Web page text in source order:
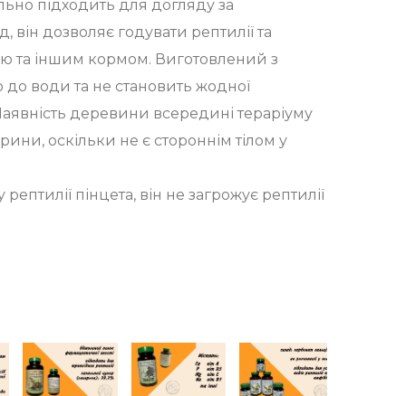
підходить для догляду за
він дозволяє годувати рептилії та
та іншим кормом. Виготовлений з
до води та не становить жодної
деревини всередині тераріуму
оскільки не є стороннім тілом у
пінцета, він не загрожує рептилії